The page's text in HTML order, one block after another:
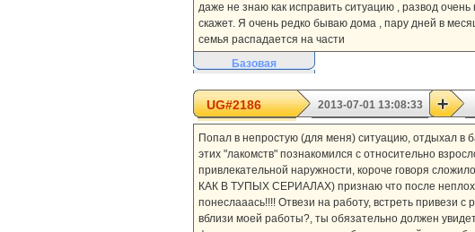
даже не знаю как исправить ситуацию , развод
скажет. Я очень редко бываю дома , пару дней в
семья распадается на части
Базовая
UG#2186 2013-07-01 13:08:33
Попал в непростую (для меня) ситуацию, отдыхал в
этих "лакомств" познакомился с относительно
привлекательной наружности, короче говоря
КАК В ТУПЫХ СЕРИАЛАХ) признаю что после
понеслааась!!!! Отвези на работу, встреть привези
вблизи моей работы?, ты обязательно должен